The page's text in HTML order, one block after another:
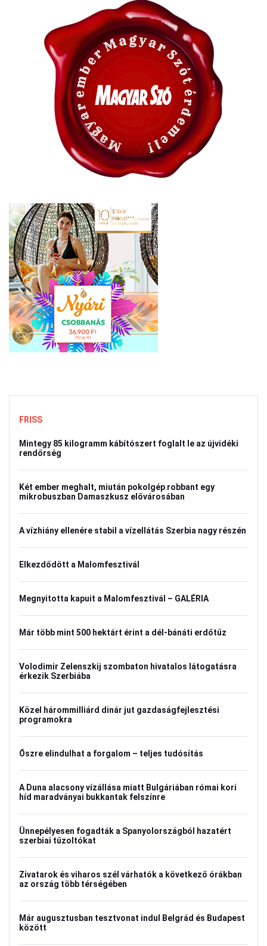
FRISS
Mintegy 85 kilogramm kábítószert foglalt le az újvidéki
rendőrség
Két ember meghalt, miután pokolgép robbant egy
mikrobuszban Damaszkusz elővárosában
A vízhiány ellenére stabil a vízellátás Szerbia nagy részén
Elkezdődött a Malomfesztivál
Megnyitotta kapuit a Malomfesztivál – GALÉRIA
Már több mint 500 hektárt érint a dél-bánáti erdőtűz
Volodimir Zelenszkij szombaton hivatalos látogatásra
érkezik Szerbiába
Közel hárommilliárd dinár jut gazdaságfejlesztési
programokra
Őszre elindulhat a forgalom – teljes tudósítás
A Duna alacsony vízállása miatt Bulgáriában római kori
híd maradványai bukkantak felszínre
Ünnepélyesen fogadták a Spanyolországból hazatért
szerbiai tűzoltókat
Zivatarok és viharos szél várhatók a következő órákban
az ország több térségében
Már augusztusban tesztvonat indul Belgrád és Budapest
között